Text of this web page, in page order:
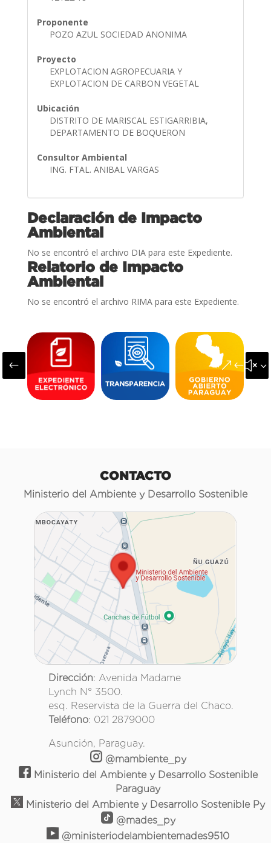
Proponente
POZO AZUL SOCIEDAD ANONIMA
Proyecto
EXPLOTACION AGROPECUARIA Y
EXPLOTACION DE CARBON VEGETAL
Ubicación
DISTRITO DE MARISCAL ESTIGARRIBIA,
DEPARTAMENTO DE BOQUERON
Consultor Ambiental
ING. FTAL. ANIBAL VARGAS
Declaración de Impacto
Ambiental
No se encontró el archivo DIA para este Expediente.
Relatorio de Impacto
Ambiental
No se encontró el archivo RIMA para este Expediente.
#
CONTACTO
Ministerio del Ambiente y Desarrollo Sostenible
Dirección: Avenida Madame
Lynch N° 3500.
esq. Reservista de la Guerra del Chaco.
Teléfono: 021 2879000
Asunción, Paraguay.
@mambiente_py
Ministerio del Ambiente y Desarrollo Sostenible
Paraguay
Ministerio del Ambiente y Desarrollo Sostenible Py
@mades_py
@ministeriodelambientemades9510